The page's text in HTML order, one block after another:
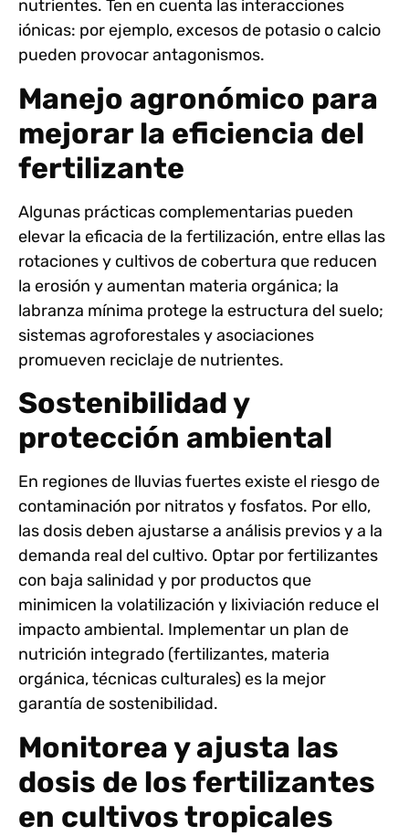
nutrientes. Ten en cuenta las interacciones
iónicas: por ejemplo,excesos de potasio o calcio
pueden provocar antagonismos.
Manejo agronómico para
mejorar la eficiencia del
fertilizante
Algunas prácticas complementarias pueden
elevar la eficacia de la fertilización, entre ellas las
rotaciones y cultivos de cobertura que reducen
la erosión y aumentan materia orgánica; la
labranza mínima protege la estructura del suelo;
sistemas agroforestales y asociaciones
promueven reciclaje de nutrientes.
Sostenibilidad y
protección ambiental
En regiones de lluvias fuertes existe el riesgo de
contaminación por nitratos y fosfatos. Por ello,
las dosis deben ajustarse a análisis previos y a la
demanda real del cultivo. Optar por fertilizantes
con baja salinidad y por productos que
minimicen la volatilización y lixiviación reduce el
impacto ambiental. Implementar un plan de
nutrición integrado (fertilizantes, materia
orgánica, técnicas culturales) es la mejor
garantía de sostenibilidad.
Monitorea y ajusta las
dosis de los fertilizantes
en cultivos tropicales